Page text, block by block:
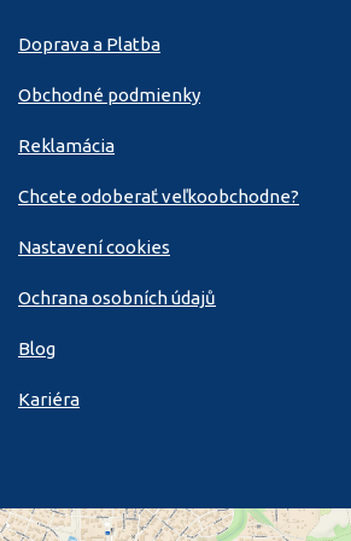
Doprava a Platba
Obchodné podmienky
Reklamácia
Chcete odoberať veľkoobchodne?
Nastavení cookies
Ochrana osobních údajů
Blog
Kariéra